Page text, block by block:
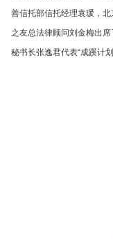
善信托部信托经理袁瑗，
之友总法律顾问刘金梅出
秘书长张逸君代表“成蹊计